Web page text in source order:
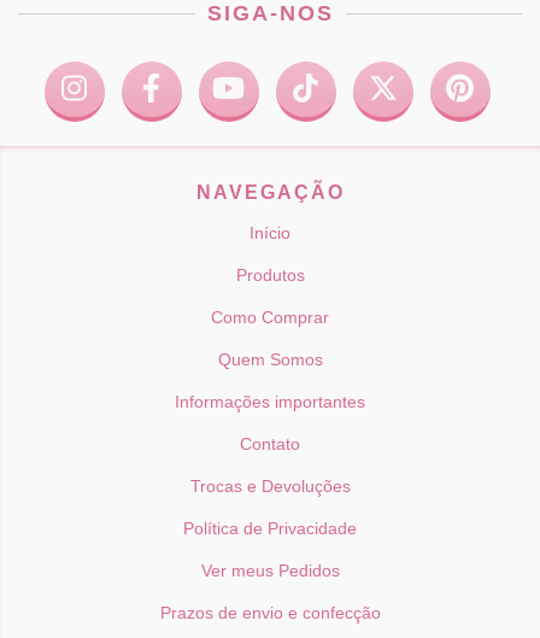
SIGA-NOS
NAVEGAÇÃO
Início
Produtos
Como Comprar
Quem Somos
Informações importantes
Contato
Trocas e Devoluções
Política de Privacidade
Ver meus Pedidos
Prazos de envio e confecção